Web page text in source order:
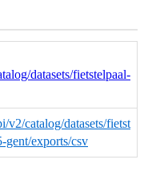
datasets/fietstelpaal-
v2/catalog/datasets/fietst
gent/exports/csv